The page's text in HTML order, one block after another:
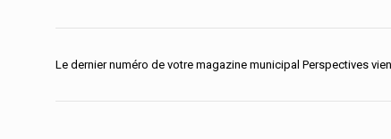
Le dernier numéro de votre magazine municipal Perspectives